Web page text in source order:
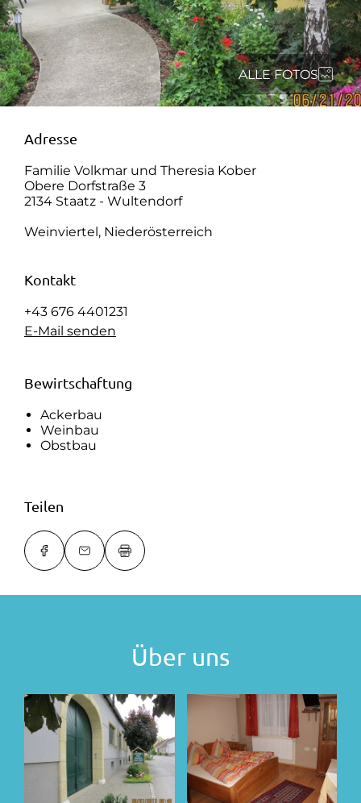
ALLE FOTOS
Adresse
Familie Volkmar und Theresia Kober
Obere Dorfstraße 3
2134 Staatz - Wultendorf
Weinviertel, Niederösterreich
Kontakt
+43 676 4401231
E-Mail senden
Bewirtschaftung
Ackerbau
Weinbau
Obstbau
Teilen
Über uns